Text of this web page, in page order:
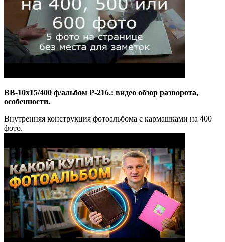
BB-10x15/400 ф/альбом P-216.: видео обзор разворота,
особенности.
Внутренняя конструкция фотоальбома с кармашками на 400
фото.